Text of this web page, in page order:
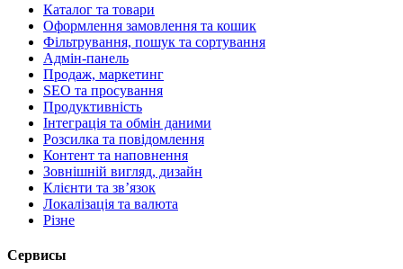
Каталог та товари
Оформлення замовлення та кошик
Фільтрування, пошук та сортування
Адмін-панель
Продаж, маркетинг
SEO та просування
Продуктивність
Інтеграція та обмін даними
Розсилка та повідомлення
Контент та наповнення
Зовнішній вигляд, дизайн
Клієнти та звʼязок
Локалізація та валюта
Різне
Сервисы